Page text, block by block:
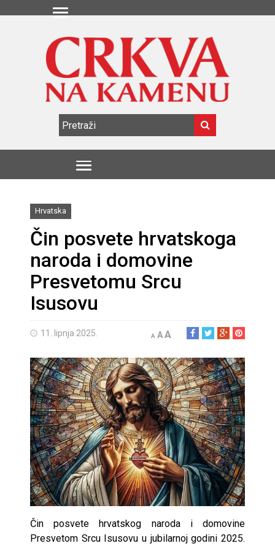
Hrvatska
Čin posvete hrvatskoga
naroda i domovine
Presvetomu Srcu
Isusovu
11. lipnja 2025. A AA
Čin posvete hrvatskog naroda i domovine
Presvetom Srcu Isusovu u jubilarnoj godini 2025.